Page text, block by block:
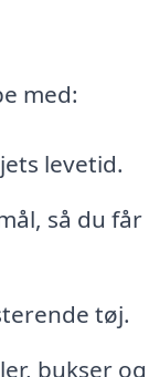
med:
levetid.
så du
tøj.
bukser og